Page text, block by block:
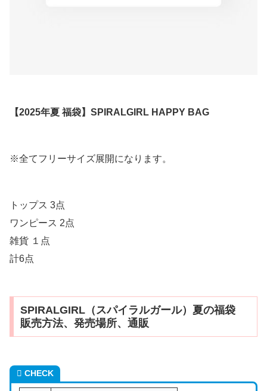
【2025年夏 福袋】SPIRALGIRL HAPPY BAG
※全てフリーサイズ展開になります。
トップス 3点
ワンピース 2点
雑貨 １点
計6点
SPIRALGIRL（スパイラルガール）夏の福袋
販売方法、発売場所、通販
CHECK